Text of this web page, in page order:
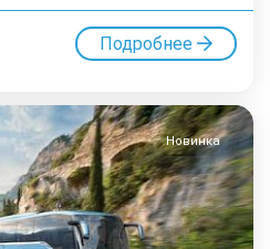
Подробнее
Новинка